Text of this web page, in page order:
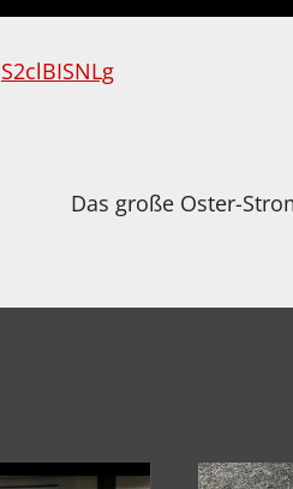
Das große Oster-